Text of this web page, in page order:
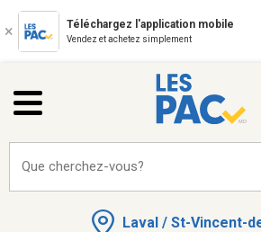
Téléchargez l'application mobile
Vendez et achetez simplement
Laval / St-Vincent-
Que cherchez-vous?